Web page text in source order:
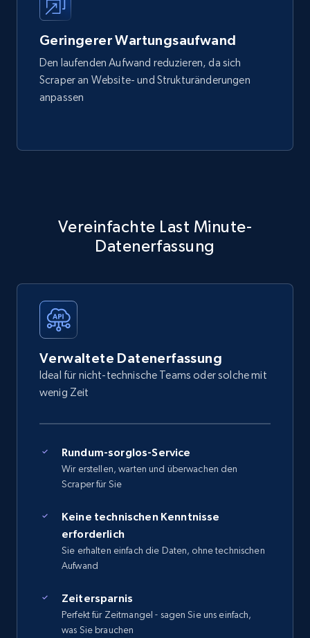
Geringerer Wartungsaufwand
Den laufenden Aufwand reduzieren, da sich
Scraper an Website- und Strukturänderungen
anpassen
Vereinfachte Last Minute-
Datenerfassung
Verwaltete Datenerfassung
Ideal für nicht-technische Teams oder solche mit
wenig Zeit
Rundum-sorglos-Service
Wir erstellen, warten und überwachen den
Scraper für Sie
Keine technischen Kenntnisse
erforderlich
Sie erhalten einfach die Daten, ohne technischen
Aufwand
Zeitersparnis
Perfekt für Zeitmangel - sagen Sie uns einfach,
was Sie brauchen